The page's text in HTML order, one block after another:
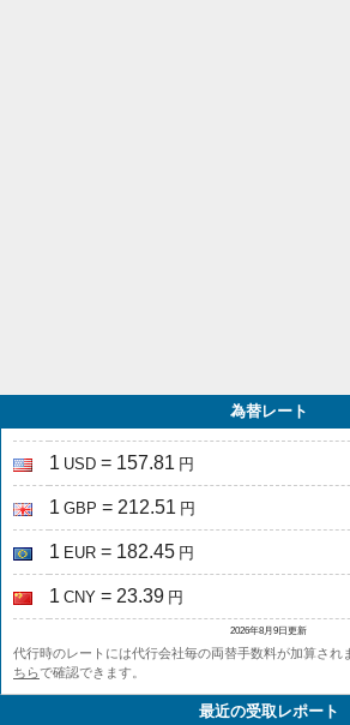
為替レート
1 USD = 157.81 円
1 GBP = 212.51 円
1 EUR = 182.45 円
1 CNY = 23.39 円
2026年8月9日更新
代行時のレートには代行会社毎の両替手数料が加算され
ちらで確認できます。
最近の受取レポート